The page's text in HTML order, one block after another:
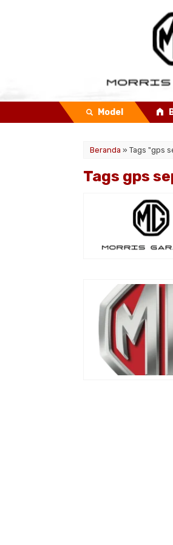
Model
Beranda » Tags "gps
Tags gps